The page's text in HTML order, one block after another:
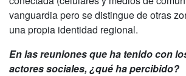
vanguardia pero se distingue de otras
una propia identidad regional.
En las reuniones que ha tenido con
actores sociales, ¿qué ha percibido?